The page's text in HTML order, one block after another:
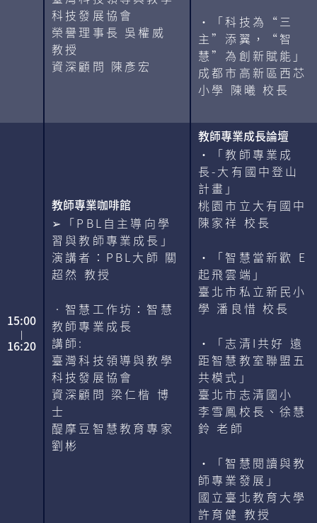
科技發展協會
榮譽理事長 吳權威
教授
資深顧問 陳彥宏
・「科技為“三
主”添翼，“智
慧”為創新賦能」
成都市高新區西芯
小學 陳曦 校長
15:00
|
16:20
教師專業咖啡館
➢「PBL自主導向學
習與教師專業成長」
演講者：PBL大師 關
超然 教授
‧智慧工作坊：智慧
教師專業成長
講師:
臺灣科技領導與教學
科技發展協會
資深顧問 梁仁楷 博
士
醍摩豆智慧教育專家
劉彬
教師專業成長論壇
・「教師專業成
長-大有國中登山
計畫」
桃園市立大有國中
陳家祥 校長
・「智慧當新歡 E
起飛雲端」
臺北市私立新民小
學 潘良惜 校長
・「志清I共好 遠
距智慧教室聯盟五
共模式」
臺北市志清國小
李雪鳳校長、徐慧
鈴 老師
・「智慧閱讀與教
師專業發展」
國立臺北教育大學
許育健 教授